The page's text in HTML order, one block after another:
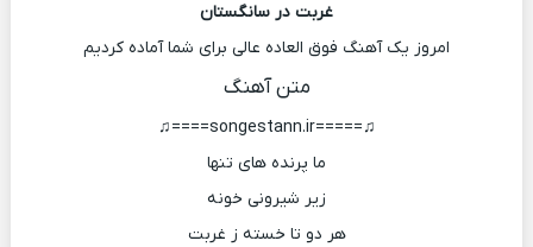
غربت در سانگستان
امروز یک آهنگ فوق العاده عالی برای شما آماده کردیم
متن آهنگ
♫=====songestann.ir====♫
ما پرنده های تنها
زیر شیرونی خونه
هر دو تا خسته ز غربت